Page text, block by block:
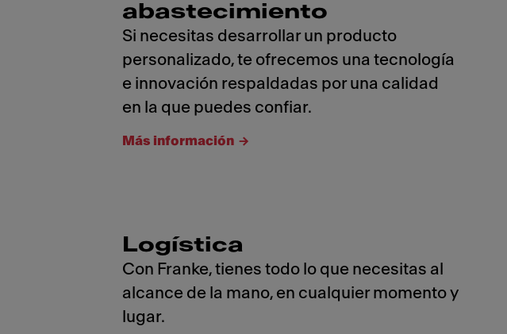
abastecimiento
Si necesitas desarrollar un producto
personalizado, te ofrecemos una tecnología
e innovación respaldadas por una calidad
en la que puedes confiar.
Más información
Logística
Con Franke, tienes todo lo que necesitas al
alcance de la mano, en cualquier momento y
lugar.